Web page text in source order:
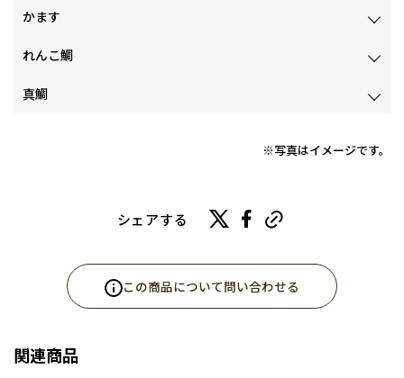
かます
れんこ鯛
真鯛
※写真はイメージです。
シェアする
この商品について問い合わせる
関連商品